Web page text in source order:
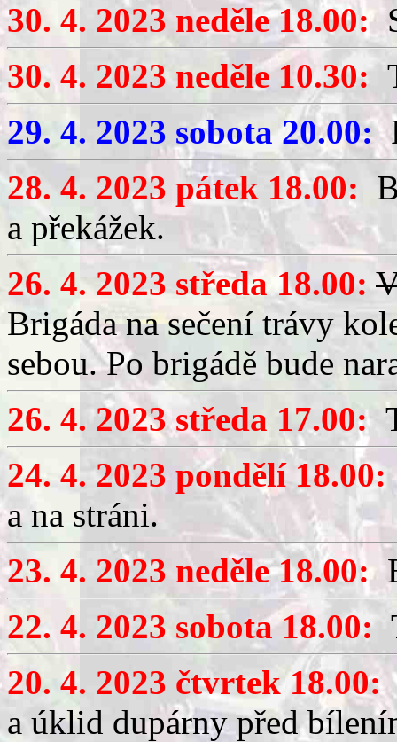
30. 4. 2023 neděle 18.00:
30. 4. 2023 neděle 10.30:
29. 4. 2023 sobota 20.00:
28. 4. 2023 pátek 18.00:
a překážek.
26. 4. 2023 středa 18.00:
Brigáda na sečení trávy
sebou. Po brigádě bude
26. 4. 2023 středa 17.00:
24. 4. 2023 pondělí 18.00:
a na stráni.
23. 4. 2023 neděle 18.00:
22. 4. 2023 sobota 18.00:
20. 4. 2023 čtvrtek 18.00:
a úklid dupárny před